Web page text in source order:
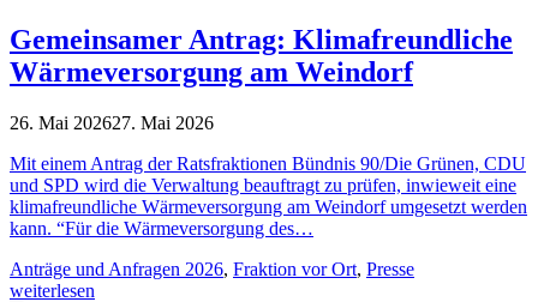
Gemeinsamer Antrag: Klimafreundliche
Wärmeversorgung am Weindorf
26. Mai 202627. Mai 2026
Mit einem Antrag der Ratsfraktionen Bündnis 90/Die Grünen, CDU
und SPD wird die Verwaltung beauftragt zu prüfen, inwieweit eine
klimafreundliche Wärmeversorgung am Weindorf umgesetzt werden
kann. “Für die Wärmeversorgung des…
Anträge und Anfragen 2026, Fraktion vor Ort, Presse
weiterlesen